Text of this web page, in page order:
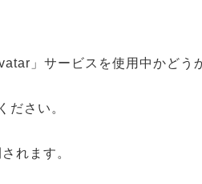
」サービスを使用中かどう
ださい。
れます。